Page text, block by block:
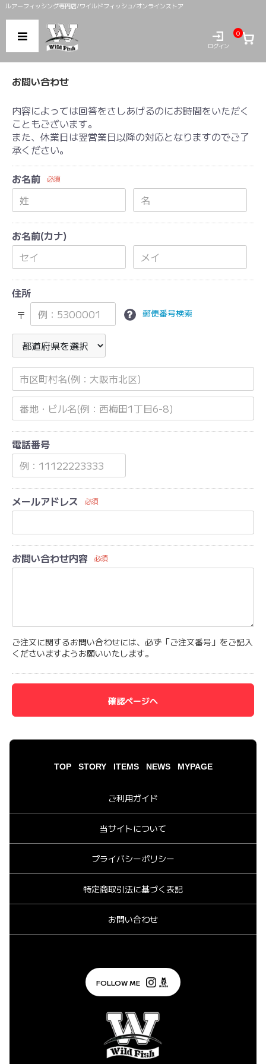
ルアーフィッシング専門店/ワイルドフィッシュ/オンラインストア
ログイン
0
お問い合わせ
内容によっては回答をさしあげるのにお時間をいただく
こともございます。
また、休業日は翌営業日以降の対応となりますのでご了
承ください。
お名前 必須
お名前(カナ)
住所
〒 郵便番号検索
電話番号
メールアドレス 必須
お問い合わせ内容 必須
ご注文に関するお問い合わせには、必ず「ご注文番号」をご記入
くださいますようお願いいたします。
確認ページへ
TOP STORY ITEMS NEWS MYPAGE
ご利用ガイド
当サイトについて
プライバシーポリシー
特定商取引法に基づく表記
お問い合わせ
FOLLOW ME